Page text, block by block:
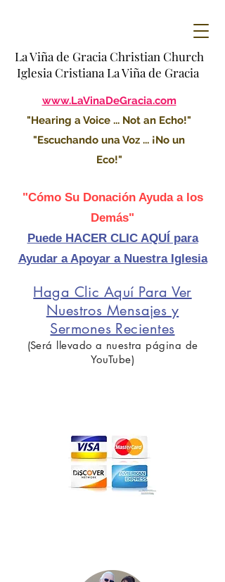
La Viña de Gracia Christian Church
Iglesia Cristiana La Viña de Gracia
www.LaVinaDeGracia.com
"Hearing a Voice ... Not an Echo!"
"Escuchando una Voz ... ¡No un
Eco!"
"Cómo Su Donación Ayuda a los
Demás"
Puede HACER CLIC AQUÍ para
Ayudar a Apoyar a Nuestra Iglesia
Haga Clic Aquí Para Ver
Nuestros Mensajes y
Sermones Recientes
(Será llevado a nuestra página de
YouTube)